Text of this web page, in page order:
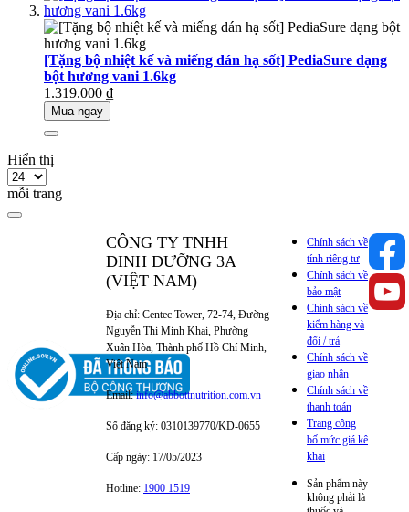
[Tặng bộ nhiệt kế và miếng dán hạ sốt] PediaSure dạng
bột hương vani 1.6kg
1.319.000 ₫
Mua ngay
Hiển thị
mỗi trang
CÔNG TY TNHH
DINH DƯỠNG 3A
(VIỆT NAM)
Địa chỉ: Centec Tower, 72-74, Đường
Nguyễn Thị Minh Khai, Phường
Xuân Hòa, Thành phố Hồ Chí Minh,
Việt Nam
Email:info@abbottnutrition.com.vn
Số đăng ký: 0310139770/KD-0655
Cấp ngày: 17/05/2023
Hotline: 1900 1519
Chính sách về
tính riêng tư
Chính sách về
bảo mật
Chính sách về
kiểm hàng và
đổi / trả
Chính sách về
giao nhận
Chính sách về
thanh toán
Trang công
bố mức giá kê
khai
Sản phẩm này
không phải là